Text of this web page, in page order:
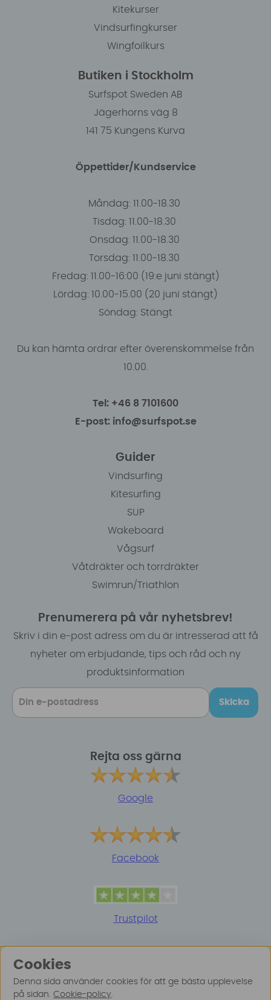
Kitekurser
Vindsurfingkurser
Wingfoilkurs
Butiken i Stockholm
Surfspot Sweden AB
Jägerhorns väg 8
141 75 Kungens Kurva
Öppettider/Kundservice
Måndag: 11.00-18.30
Tisdag: 11.00-18.30
Onsdag: 11.00-18.30
Torsdag: 11.00-18.30
Fredag: 11.00-16:00 (19:e juni stängt)
Lördag: 10.00-15.00 (20 juni stängt)
Söndag: Stängt
Du kan hämta ordrar efter överenskommelse från
10.00.
Tel: +46 8 7101600
E-post: info@surfspot.se
Guider
Vindsurfing
Kitesurfing
SUP
Wakeboard
Vågsurf
Våtdräkter och torrdräkter
Swimrun/Triathlon
Prenumerera på vår nyhetsbrev!
Skriv i din e-post adress om du är intresserad att få
nyheter om erbjudande, tips och råd och ny
produktsinformation
Skicka
Rejta oss gärna
Google
Facebook
Trustpilot
Cookies
Denna sida använder cookies för att ge bästa upplevelse
på sidan. Cookie-policy.